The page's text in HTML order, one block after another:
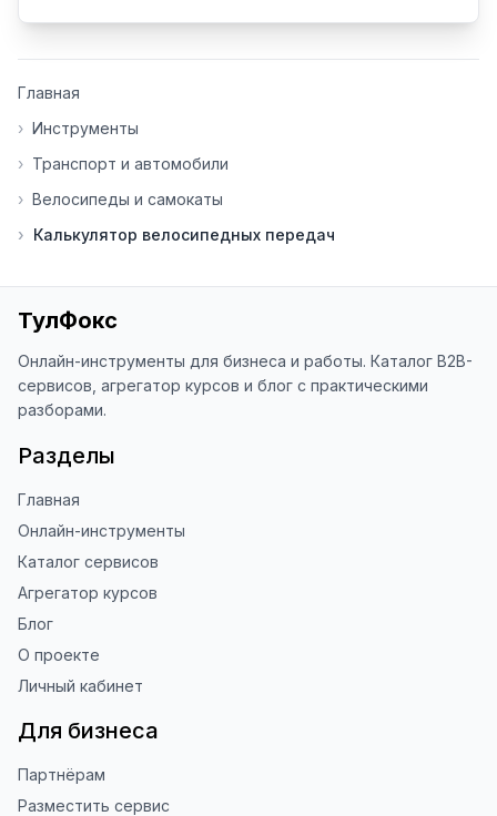
инструменты нуждаются в доработке.
основе вашей обратной связи.
⭐ Если вам нравится ToolFox — буду
благодарен за отзыв о сайте в
наши инструменты!
Благодарю за доверие и
использование ToolFox! 🚀
Главная
› Инструменты
› Транспорт и автомобили
› Велосипеды и самокаты
› Калькулятор велосипедных передач
ТулФокс
Онлайн-инструменты для бизнеса и работы. Каталог B2B-
сервисов, агрегатор курсов и блог с практическими
разборами.
Разделы
Главная
Онлайн-инструменты
Каталог сервисов
Агрегатор курсов
Блог
О проекте
Личный кабинет
Для бизнеса
Партнёрам
Разместить сервис